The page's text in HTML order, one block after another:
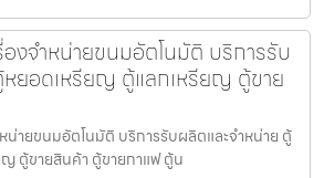
องจำหน่ายขนม​อัตโนมัติ บริการรับ
หยอดเหรียญ ตู้แลกเหรียญ ตู้ขาย
น่ายขนม​อัตโนมัติ บริการรับผลิตและจำหน่าย ตู้
ตู้ขายสินค้า ตู้ขายกาแฟ ตู้น